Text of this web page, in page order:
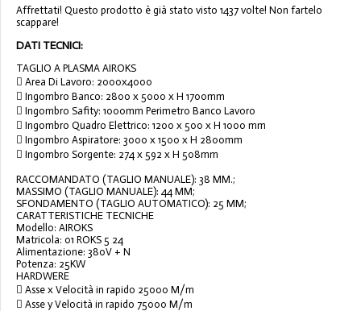
Affrettati! Questo prodotto è già stato visto 1437 volte! Non fartelo
scappare!
DATI TECNICI:
TAGLIO A PLASMA AIROKS
 Area Di Lavoro: 2000x4000
 Ingombro Banco: 2800 x 5000 x H 1700mm
 Ingombro Safity: 1000mm Perimetro Banco Lavoro
 Ingombro Quadro Elettrico: 1200 x 500 x H 1000 mm
 Ingombro Aspiratore: 3000 x 1500 x H 2800mm
 Ingombro Sorgente: 274 x 592 x H 508mm
RACCOMANDATO (TAGLIO MANUALE): 38 MM.;
MASSIMO (TAGLIO MANUALE): 44 MM;
SFONDAMENTO (TAGLIO AUTOMATICO): 25 MM;
CARATTERISTICHE TECNICHE
Modello: AIROKS
Matricola: 01 ROKS 5 24
Alimentazione: 380V + N
Potenza: 25KW
HARDWERE
 Asse x Velocità in rapido 25000 M/m
 Asse y Velocità in rapido 75000 M/m